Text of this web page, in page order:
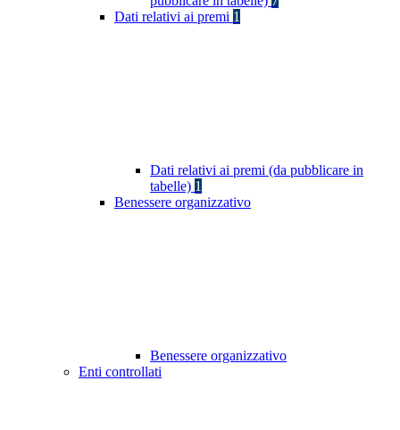
Dati relativi ai premi 1
Dati relativi ai premi (da pubblicare in
tabelle) 1
Benessere organizzativo
Benessere organizzativo
Enti controllati